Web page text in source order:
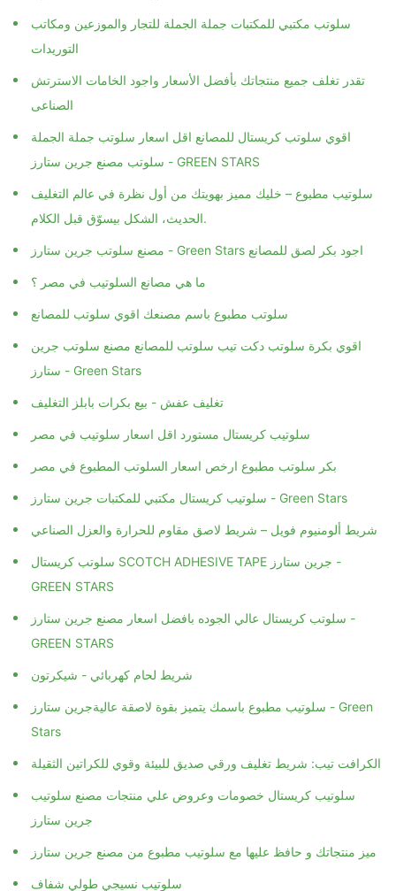
سلوتب مكتبي للمكتبات جملة الجملة للتجار والموزعين ومكاتب
التوريدات
تقدر تغلف جميع منتجاتك بأفضل الأسعار واجود الخامات الاسترتش
الصناعى
اقوي سلوتب كريستال للمصانع اقل اسعار سلوتب جملة الجملة
سلوتب مصنع جرين ستارز - GREEN STARS
سلوتيب مطبوع – خليك مميز بهويتك من أول نظرة في عالم التغليف
الحديث، الشكل بيسوّق قبل الكلام.
مصنع سلوتب جرين ستارز - Green Stars اجود بكر لصق للمصانع
ما هي مصانع السلوتيب في مصر ؟
سلوتب مطبوع باسم مصنعك اقوي سلوتب للمصانع
اقوي بكرة سلوتب دكت تيب سلوتب للمصانع مصنع سلوتب جرين
ستارز - Green Stars
تغليف عفش - بيع بكرات بابلز التغليف
سلوتيب كريستال مستورد اقل اسعار سلوتيب في مصر
بكر سلوتب مطبوع ارخص اسعار السلوتب المطبوع في مصر
سلوتيب كريستال مكتبي للمكتبات جرين ستارز - Green Stars
شريط ألومنيوم فويل – شريط لاصق مقاوم للحرارة والعزل الصناعي
سلوتب كريستال SCOTCH ADHESIVE TAPE جرين ستارز -
GREEN STARS
سلوتب كريستال عالي الجوده بافضل اسعار مصنع جرين ستارز -
GREEN STARS
شريط لحام كهربائي - شيكرتون
سلوتيب مطبوع باسمك يتميز بقوة لاصقة عاليةجرين ستارز - Green
Stars
الكرافت تيب: شريط تغليف ورقي صديق للبيئة وقوي للكراتين الثقيلة
سلوتيب كريستال خصومات وعروض علي منتجات مصنع سلوتيب
جرين ستارز
ميز منتجاتك و حافظ عليها مع سلوتيب مطبوع من مصنع جرين ستارز
سلوتيب نسيجي طولي شفاف